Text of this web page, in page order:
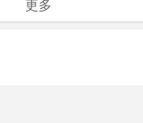
更多